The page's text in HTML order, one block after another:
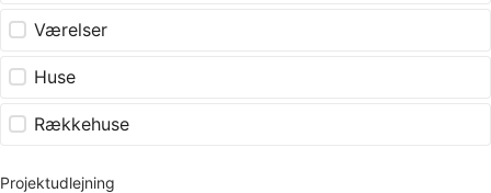
Værelser
Huse
Rækkehuse
Projektudlejning